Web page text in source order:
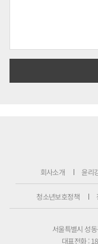
회사소개 윤리
청소년보호정책
서울특별시 성
대표전화 :